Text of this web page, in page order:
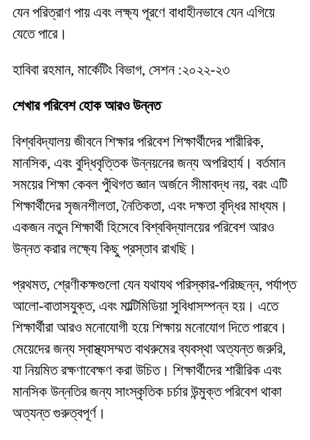
যেন পরিত্রাণ পায় এবং লক্ষ্য পূরণে বাধাহীনভাবে যেন এগিয়ে
যেতে পারে।
হাবিবা রহমান, মার্কেটিং বিভাগ, সেশন :২০২২-২৩
শেখার পরিবেশ হোক আরও উন্নত
বিশ্ববিদ্যালয় জীবনে শিক্ষার পরিবেশ শিক্ষার্থীদের শারীরিক,
মানসিক, এবং বুদ্ধিবৃত্তিক উন্নয়নের জন্য অপরিহার্য। বর্তমান
সময়ের শিক্ষা কেবল পুঁথিগত জ্ঞান অর্জনে সীমাবদ্ধ নয়, বরং এটি
শিক্ষার্থীদের সৃজনশীলতা, নৈতিকতা, এবং দক্ষতা বৃদ্ধির মাধ্যম।
একজন নতুন শিক্ষার্থী হিসেবে বিশ্ববিদ্যালয়ের পরিবেশ আরও
উন্নত করার লক্ষ্যে কিছু প্রস্তাব রাখছি।
প্রথমত, শ্রেণীকক্ষগুলো যেন যথাযথ পরিস্কার-পরিচ্ছন্ন, পর্যাপ্ত
আলো-বাতাসযুক্ত, এবং মাল্টিমিডিয়া সুবিধাসম্পন্ন হয়। এতে
শিক্ষার্থীরা আরও মনোযোগী হয়ে শিক্ষায় মনোযোগ দিতে পারবে।
মেয়েদের জন্য স্বাস্থ্যসম্মত বাথরুমের ব্যবস্থা অত্যন্ত জরুরি,
যা নিয়মিত রক্ষণাবেক্ষণ করা উচিত। শিক্ষার্থীদের শারীরিক এবং
মানসিক উন্নতির জন্য সাংস্কৃতিক চর্চার উন্মুক্ত পরিবেশ থাকা
অত্যন্ত গুরুত্বপূর্ণ।